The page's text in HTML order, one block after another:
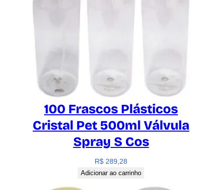
100 Frascos Plásticos
Cristal Pet 500ml Válvula
Spray S Cos
R$ 289,28
Adicionar ao carrinho